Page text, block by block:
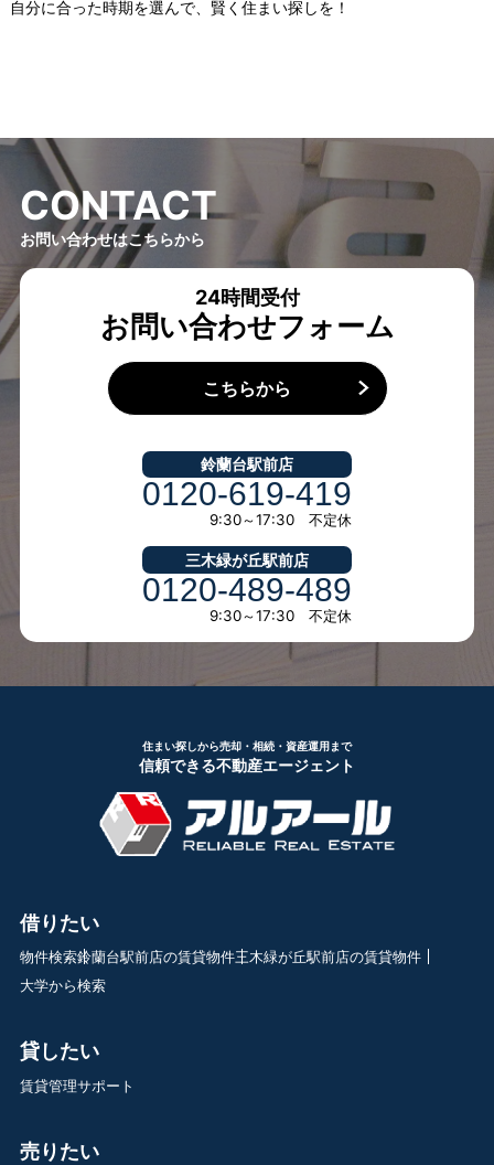
CONTACT
お問い合わせはこちらから
24時間受付
お問い合わせフォーム
こちらから
鈴蘭台駅前店
0120-619-419
9:30～17:30 不定休
三木緑が丘駅前店
0120-489-489
9:30～17:30 不定休
住まい探しから売却・相続・資産運用まで
信頼できる不動産エージェント
借りたい
物件検索鈴蘭台駅前店の賃貸物件三木緑が丘駅前店の賃貸物件
大学から検索
貸したい
賃貸管理サポート
売りたい